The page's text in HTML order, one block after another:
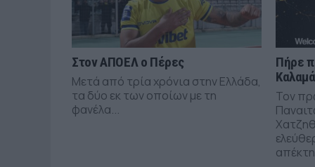
Στον ΑΠΟΕΛ ο Πέρες
Μετά από τρία χρόνια στην Ελλάδα,
τα δύο εκ των οποίων με τη
φανέλα...
Πήρε
Τον